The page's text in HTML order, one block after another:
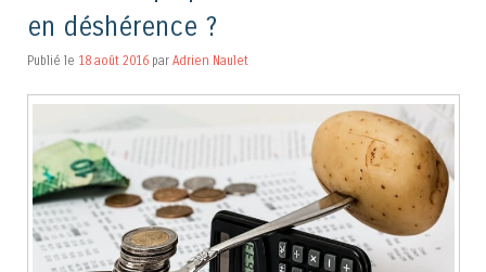
en déshérence ?
Publié le 18 août 2016 par Adrien Naulet